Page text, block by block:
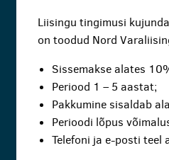
Liisingu tingimusi
on toodud Nord
Sissemakse alates
Periood 1 – 5 aastat;
Pakkumine sisaldab
Perioodi lõpus
Telefoni ja e-posti teel